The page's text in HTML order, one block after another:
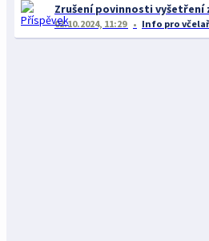
Zrušení povinnosti vyšetření
02.10.2024, 11:29 Info pro